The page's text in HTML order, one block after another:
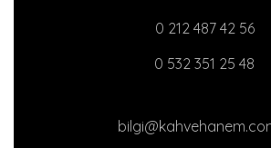
0 212 487 42 56
0 532 351 25 48